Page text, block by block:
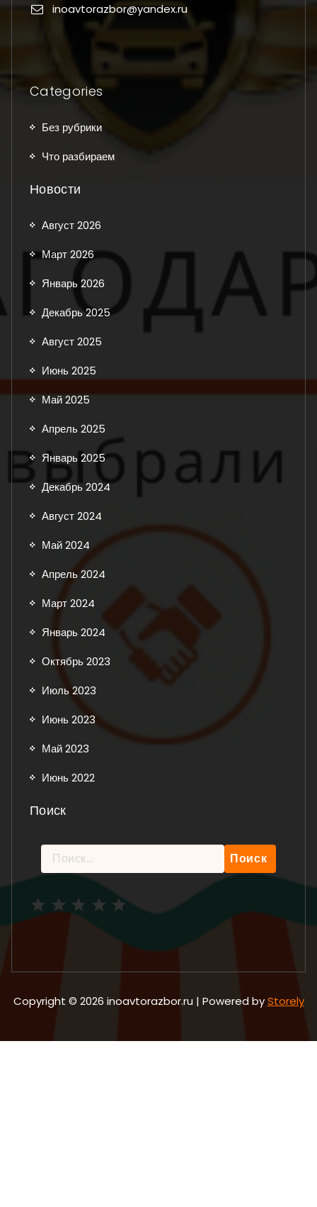
inoavtorazbor@yandex.ru
Categories
Без рубрики
Что разбираем
Новости
Август 2026
Март 2026
Январь 2026
Декабрь 2025
Август 2025
Июнь 2025
Май 2025
Апрель 2025
Январь 2025
Декабрь 2024
Август 2024
Май 2024
Апрель 2024
Март 2024
Январь 2024
Октябрь 2023
Июль 2023
Июнь 2023
Май 2023
Июнь 2022
Поиск
Найти:
Copyright © 2026 inoavtorazbor.ru | Powered byStorely